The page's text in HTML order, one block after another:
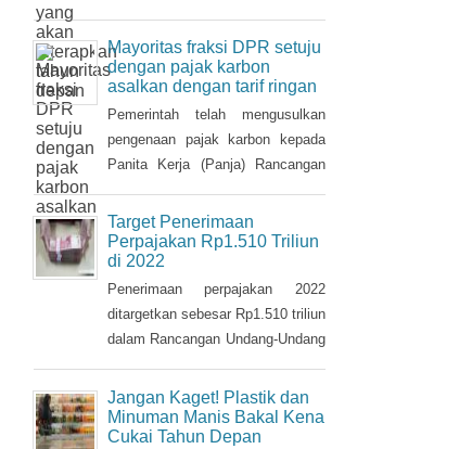
industri perlu mencermati dampak pengenaan
pajak tersebut.Mayoritas fraksi DPR setuju
dengan pajak karbon
asalkan dengan tarif ringan
Pemerintah telah mengusulkan
pengenaan pajak karbon kepada
Panita Kerja (Panja) Rancangan
Perubahan Kelima atas Undang-
Undang Nomor 6/1983 tentang
Ketentuan Umum dan Tata Cara
Perpajakan (RUU KUP) Komisi XI
DPR.
Target Penerimaan
Perpajakan Rp1.510 Triliun
di 2022
Penerimaan perpajakan 2022
ditargetkan sebesar Rp1.510 triliun
dalam Rancangan Undang-Undang
Belanja Negara (RUU APBN)
2022. Nilai ini naik Rp3,1 triliun
dari penerimaan perpajakan dalam
Jangan Kaget! Plastik dan
Minuman Manis Bakal Kena
Cukai Tahun Depan